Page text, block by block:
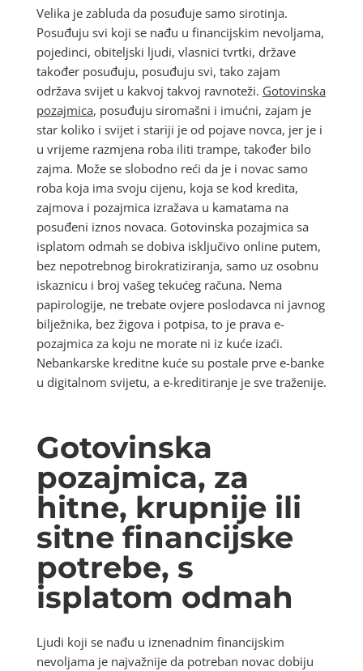
Velika je zabluda da posuđuje samo sirotinja.
Posuđuju svi koji se nađu u financijskim nevoljama,
pojedinci, obiteljski ljudi, vlasnici tvrtki, države
također posuđuju, posuđuju svi, tako zajam
održava svijet u kakvoj takvoj ravnoteži. Gotovinska
pozajmica, posuđuju siromašni i imućni, zajam je
star koliko i svijet i stariji je od pojave novca, jer je i
u vrijeme razmjena roba iliti trampe, također bilo
zajma. Može se slobodno reći da je i novac samo
roba koja ima svoju cijenu, koja se kod kredita,
zajmova i pozajmica izražava u kamatama na
posuđeni iznos novaca. Gotovinska pozajmica sa
isplatom odmah se dobiva isključivo online putem,
bez nepotrebnog birokratiziranja, samo uz osobnu
iskaznicu i broj vašeg tekućeg računa. Nema
papirologije, ne trebate ovjere poslodavca ni javnog
bilježnika, bez žigova i potpisa, to je prava e-
pozajmica za koju ne morate ni iz kuće izaći.
Nebankarske kreditne kuće su postale prve e-banke
u digitalnom svijetu, a e-kreditiranje je sve traženije.
Gotovinska
pozajmica, za
hitne, krupnije ili
sitne financijske
potrebe, s
isplatom odmah
Ljudi koji se nađu u iznenadnim financijskim
nevoljama je najvažnije da potreban novac dobiju